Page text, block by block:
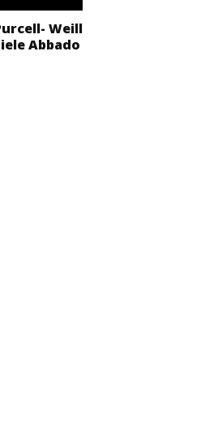
Weill
Abbado